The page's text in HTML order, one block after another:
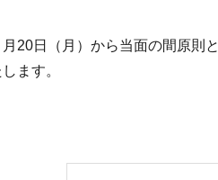
20日（月）から当面の間原則と
ます。